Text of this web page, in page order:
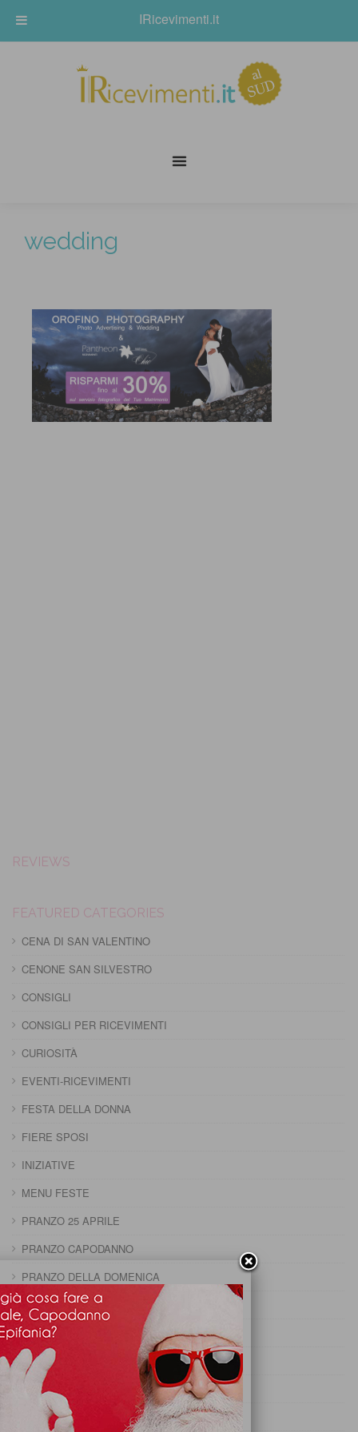
wedding
REVIEWS
FEATURED CATEGORIES
CENA DI SAN VALENTINO
CENONE SAN SILVESTRO
CONSIGLI
CONSIGLI PER RICEVIMENTI
CURIOSITÀ
EVENTI-RICEVIMENTI
FESTA DELLA DONNA
FIERE SPOSI
INIZIATIVE
MENU FESTE
PRANZO 25 APRILE
PRANZO CAPODANNO
PRANZO DELLA DOMENICA
PRANZO DELLA PENTOLACCIA
PRANZO DI CARNEVALE
PRANZO DI FERRAGOSTO
PRANZO DI OGNISSANTI
PRANZO DI PASQUA
IRicevimenti.it